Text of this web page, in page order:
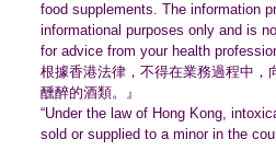
food supplements. The information
informational purposes only and is
for advice from your health
根據香港法律，不得在業務過程中，
醺醉的酒類。』
“Under the law of Hong Kong,
sold or supplied to a minor in the